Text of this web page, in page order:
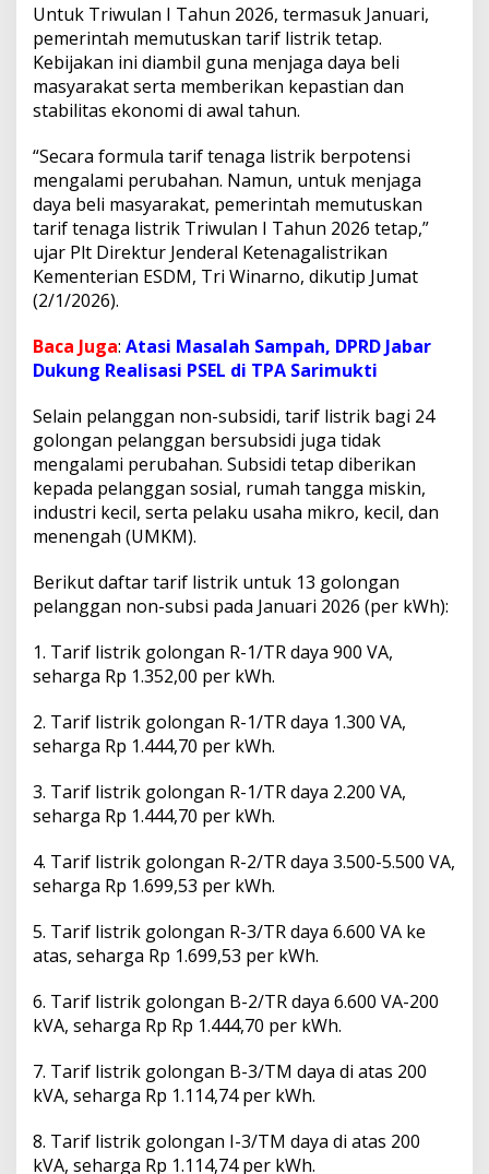
Untuk Triwulan I Tahun 2026, termasuk Januari,
pemerintah memutuskan tarif listrik tetap.
Kebijakan ini diambil guna menjaga daya beli
masyarakat serta memberikan kepastian dan
stabilitas ekonomi di awal tahun.
“Secara formula tarif tenaga listrik berpotensi
mengalami perubahan. Namun, untuk menjaga
daya beli masyarakat, pemerintah memutuskan
tarif tenaga listrik Triwulan I Tahun 2026 tetap,”
ujar Plt Direktur Jenderal Ketenagalistrikan
Kementerian ESDM, Tri Winarno, dikutip Jumat
(2/1/2026).
Baca Juga: Atasi Masalah Sampah, DPRD Jabar
Dukung Realisasi PSEL di TPA Sarimukti
Selain pelanggan non-subsidi, tarif listrik bagi 24
golongan pelanggan bersubsidi juga tidak
mengalami perubahan. Subsidi tetap diberikan
kepada pelanggan sosial, rumah tangga miskin,
industri kecil, serta pelaku usaha mikro, kecil, dan
menengah (UMKM).
Berikut daftar tarif listrik untuk 13 golongan
pelanggan non-subsi pada Januari 2026 (per kWh):
1.⁠ ⁠Tarif listrik golongan R-1/TR daya 900 VA,
seharga Rp 1.352,00 per kWh.
2.⁠ ⁠⁠Tarif listrik golongan R-1/TR daya 1.300 VA,
seharga Rp 1.444,70 per kWh.
3.⁠ ⁠Tarif listrik golongan R-1/TR daya 2.200 VA,
seharga Rp 1.444,70 per kWh.
4.⁠ ⁠⁠Tarif listrik golongan R-2/TR daya 3.500-5.500 VA,
seharga Rp 1.699,53 per kWh.
5.⁠ ⁠Tarif listrik golongan R-3/TR daya 6.600 VA ke
atas, seharga Rp 1.699,53 per kWh.
6.⁠ ⁠⁠Tarif listrik golongan B-2/TR daya 6.600 VA-200
kVA, seharga Rp Rp 1.444,70 per kWh.
7.⁠ ⁠⁠Tarif listrik golongan B-3/TM daya di atas 200
kVA, seharga Rp 1.114,74 per kWh.
8.⁠ ⁠⁠Tarif listrik golongan I-3/TM daya di atas 200
kVA, seharga Rp 1.114,74 per kWh.